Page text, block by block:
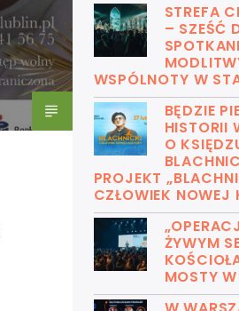
STREFA
– SZEŚĆ
WSPÓLNOTY W
BĘDZIE
HISTORII
O
PROJEKT
CZŁOWIEK NOWEJ
ŻYWYM
MOSTY